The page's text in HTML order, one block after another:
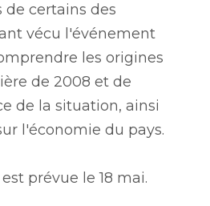
de certains des
vécu l'événement
les origines
de 2008 et de
de la situation, ainsi
l'économie du pays.
prévue le 18 mai.